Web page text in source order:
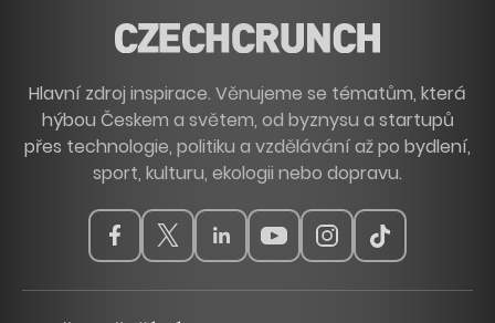
Hlavní zdroj inspirace. Věnujeme se tématům, která
hýbou Českem a světem, od byznysu a startupů
přes technologie, politiku a vzdělávání až po bydlení,
sport, kulturu, ekologii nebo dopravu.